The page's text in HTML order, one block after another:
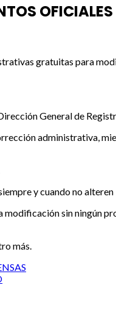
OFICIALES
gratuitas para
General de
administrativa,
y cuando no alteren
sin ningún
más.